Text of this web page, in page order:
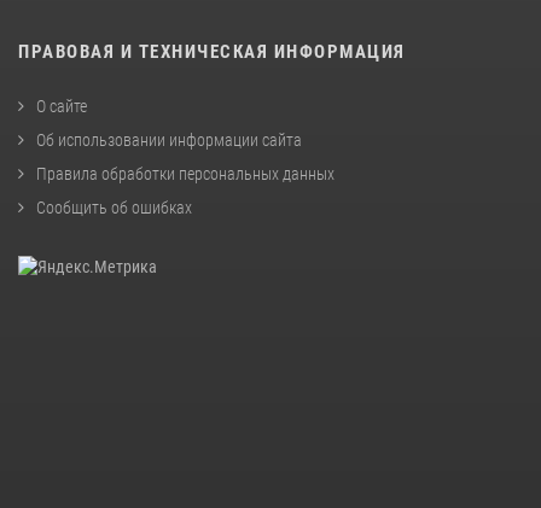
ПРАВОВАЯ И ТЕХНИЧЕСКАЯ ИНФОРМАЦИЯ
О сайте
Об использовании информации сайта
Правила обработки персональных данных
Сообщить об ошибках